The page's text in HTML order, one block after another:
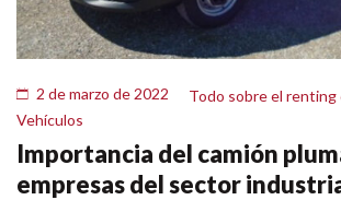
2 de marzo de 2022 Todo sobre el renting
Vehículos
Importancia del camión
empresas del sector